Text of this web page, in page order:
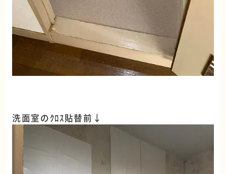
洗面室のｸﾛｽ貼替前↓